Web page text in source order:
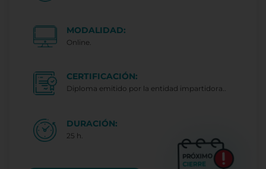
MODALIDAD:
Online.
CERTIFICACIÓN:
Diploma emitido por la entidad impartidora..
DURACIÓN:
25 h.